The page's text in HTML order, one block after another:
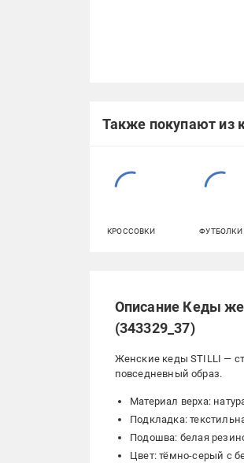
Также покупают из
КРОССОВКИ ФУТБОЛКИ
Описание Кеды
(343329_37)
Женские кеды STILLI —
повседневный образ.
Материал верха:
Подкладка:
Подошва: белая
Цвет: тёмно-серый с